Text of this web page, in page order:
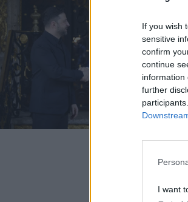
If you wish
sensitive
confirm
continue
information
further
I want